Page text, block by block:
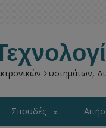
Συστημάτων,
Σπουδές